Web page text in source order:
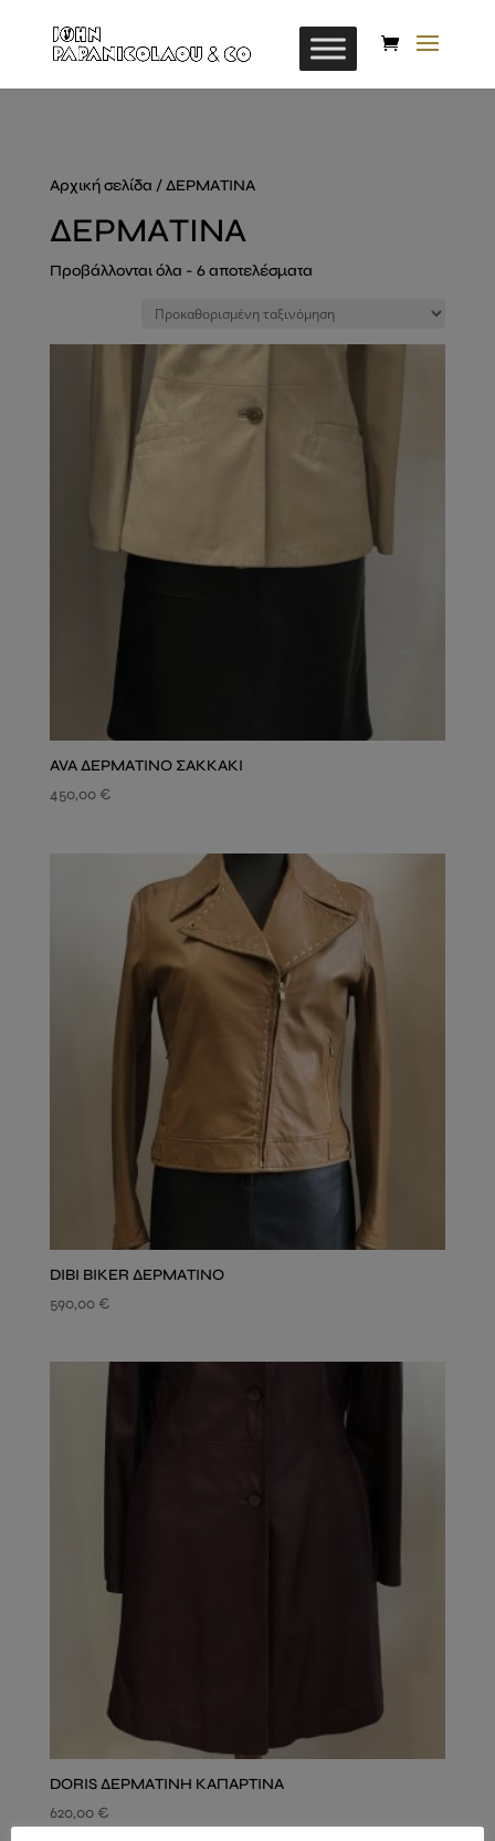
Αρχική σελίδα / ΔΕΡΜΑΤΙΝΑ
ΔΕΡΜΑΤΙΝΑ
Προβάλλονται όλα - 6 αποτελέσματα
AVA ΔΕΡΜΑΤΙΝΟ ΣΑΚΚΑΚΙ
450,00 €
DIBI BIKER ΔΕΡΜΑΤΙΝΟ
590,00 €
DORIS ΔΕΡΜΑΤΙΝΗ ΚΑΠΑΡΤΙΝΑ
620,00 €